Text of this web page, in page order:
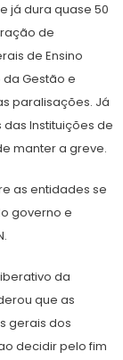
já dura quase 50
de
de Ensino
Gestão e
paralisações. Já
Instituições de
manter a greve.
as entidades se
governo e
da
que as
gerais dos
decidir pelo fim